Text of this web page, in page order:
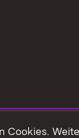
Cookies.